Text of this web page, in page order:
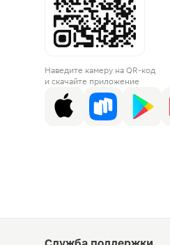
Наведите камеру на QR-код
и скачайте приложение